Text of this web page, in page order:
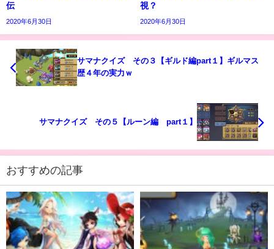
伝
2020年6月30日
視？
2020年6月30日
サマナクイズ その３【ギルド編part１】ギルマス
歴４年の実力ｗ
サマナクイズ その５【ルーン編 part１】
おすすめの記事